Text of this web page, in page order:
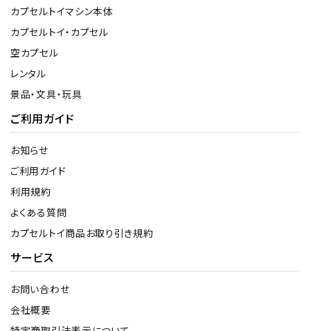
カプセルトイマシン本体
カプセルトイ・カプセル
空カプセル
レンタル
景品・文具・玩具
ご利用ガイド
お知らせ
ご利用ガイド
利用規約
よくある質問
カプセルトイ商品お取り引き規約
サービス
お問い合わせ
会社概要